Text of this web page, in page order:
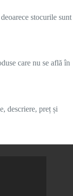
stocurile sunt
care nu se află în
descriere, preț și